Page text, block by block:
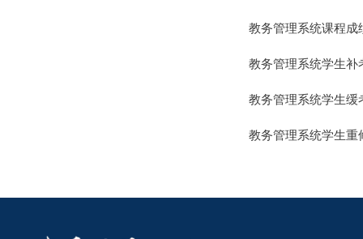
教务管理系统课程成
教务管理系统学生补
教务管理系统学生缓
教务管理系统学生重